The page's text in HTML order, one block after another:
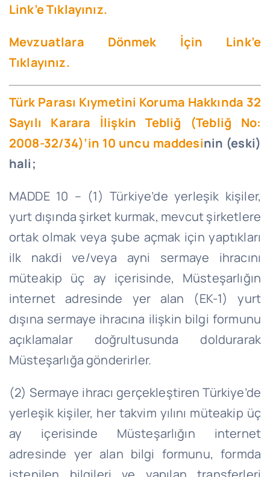
Link’e Tıklayınız.
Mevzuatlara Dönmek İçin Link’e
Tıklayınız.
Türk Parası Kıymetini Koruma Hakkında 32
Sayılı Karara İlişkin Tebliğ (Tebliğ No:
2008-32/34)’in 10 uncu maddesinin (eski)
hali;
MADDE 10 – (1) Türkiye’de yerleşik kişiler,
yurt dışında şirket kurmak, mevcut şirketlere
ortak olmak veya şube açmak için yaptıkları
ilk nakdi ve/veya ayni sermaye ihracını
müteakip üç ay içerisinde, Müsteşarlığın
internet adresinde yer alan (EK-1) yurt
dışına sermaye ihracına ilişkin bilgi formunu
açıklamalar doğrultusunda doldurarak
Müsteşarlığa gönderirler.
(2) Sermaye ihracı gerçekleştiren Türkiye’de
yerleşik kişiler, her takvim yılını müteakip üç
ay içerisinde Müsteşarlığın internet
adresinde yer alan bilgi formunu, formda